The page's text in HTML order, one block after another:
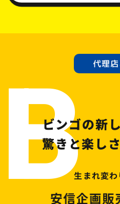
代理
ビンゴの新
驚きと楽し
生まれ変
B